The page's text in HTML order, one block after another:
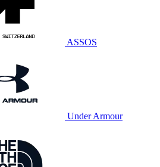
ASSOS
Under Armour